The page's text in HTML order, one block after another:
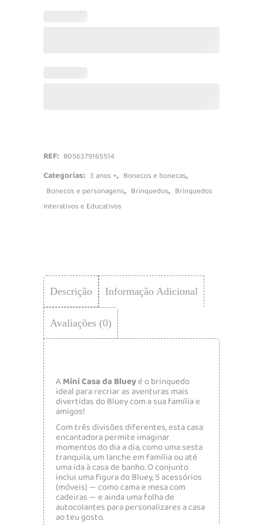
REF: 8056379165514
Categorias: 3 anos +, Bonecos e bonecas,
Bonecos e personagens, Brinquedos, Brinquedos
Interativos e Educativos
Descrição Informação Adicional
Avaliações (0)
AMiniCasa da Blueyé o brinquedo
ideal para recriar as aventuras mais
divertidas do Bluey com a sua família e
amigos!
Com três divisões diferentes, esta casa
encantadora permite imaginar
momentos do dia a dia, como uma sesta
tranquila, um lanche em família ou até
uma ida à casa de banho. O conjunto
inclui uma figura do Bluey, 5 acessórios
(móveis) — como cama e mesa com
cadeiras — e ainda uma folha de
autocolantes para personalizares a casa
ao teu gosto.